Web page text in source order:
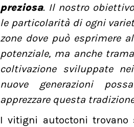
preziosa. Il nostro
le particolarità di ogni
zone dove può esprimere
potenziale, ma anche
coltivazione sviluppate
nuove generazioni
apprezzare questa
I vitigni autoctoni trovano